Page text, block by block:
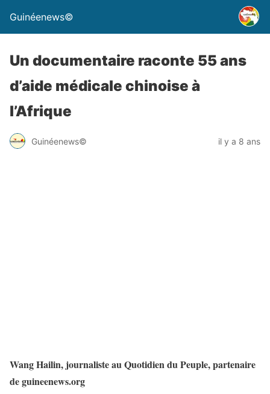
Guinéenews©
Un documentaire raconte 55 ans
d’aide médicale chinoise à
l’Afrique
Guinéenews© il y a 8 ans
Wang Hailin, journaliste au Quotidien du Peuple, partenaire
de guineenews.org